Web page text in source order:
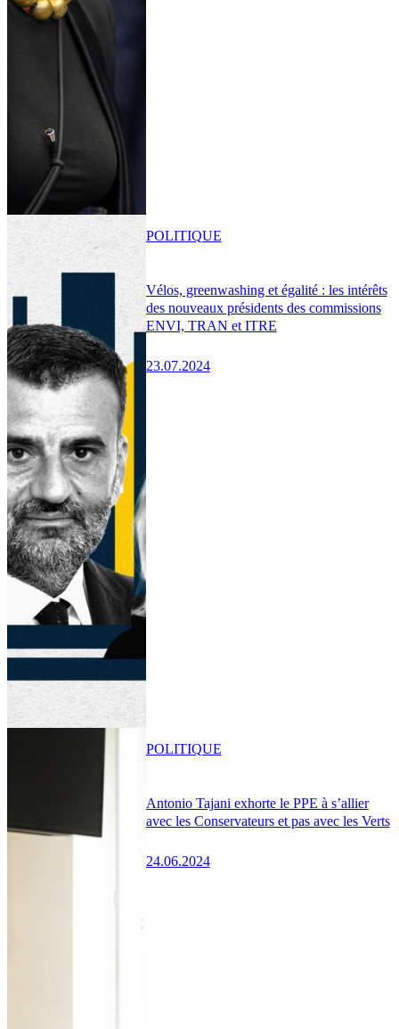
Vélos, greenwashing et égalité : les intérêts
des nouveaux présidents des commissions
ENVI, TRAN et ITRE
23.07.2024
POLITIQUE
Antonio Tajani exhorte le PPE à s’allier
avec les Conservateurs et pas avec les Verts
24.06.2024
POLITIQUE